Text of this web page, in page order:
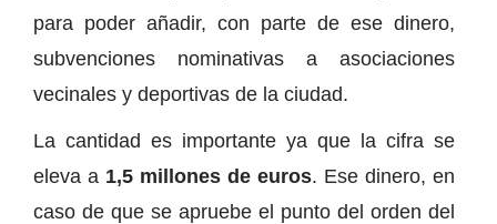
para poder añadir, con parte de ese dinero,
subvenciones nominativas a asociaciones
vecinales y deportivas de la ciudad.
La cantidad es importante ya que la cifra se
eleva a 1,5 millones de euros. Ese dinero, en
caso de que se apruebe el punto del orden del